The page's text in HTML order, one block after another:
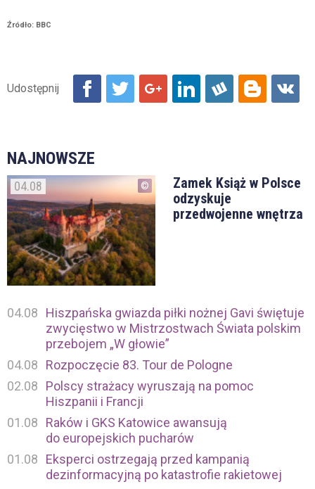
Źródło: BBC
NAJNOWSZE
04.08
Zamek Książ w Polsce
odzyskuje
przedwojenne wnętrza
04.08
Hiszpańska gwiazda piłki nożnej Gavi świętuje
zwycięstwo w Mistrzostwach Świata polskim
przebojem „W głowie”
04.08
Rozpoczęcie 83. Tour de Pologne
02.08
Polscy strażacy wyruszają na pomoc
Hiszpanii i Francji
01.08
Raków i GKS Katowice awansują
do europejskich pucharów
01.08
Eksperci ostrzegają przed kampanią
dezinformacyjną po katastrofie rakietowej